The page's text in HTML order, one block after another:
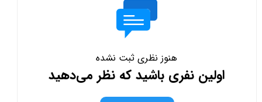
هنوز نظری ثبت نشده
اولین نفری باشید که نظر می‌دهید